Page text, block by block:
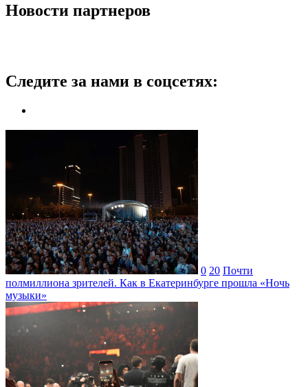
Новости партнеров
Следите за нами в соцсетях:
0 20 Почти
полмиллиона зрителей. Как в Екатеринбурге прошла «Ночь
музыки»